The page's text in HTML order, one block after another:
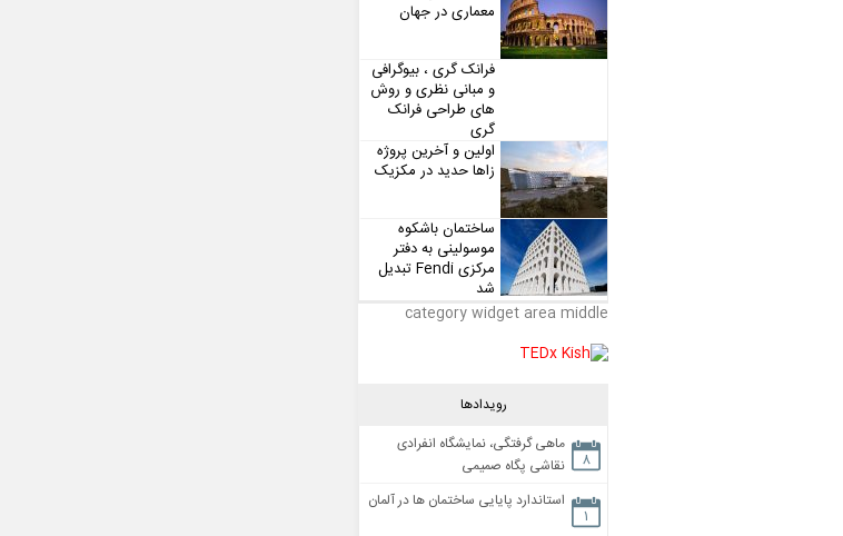
معماری در جهان
فرانک گری ، بیوگرافی
و مبانی نظری و روش
های طراحی فرانک
گری
اولین و آخرین پروژه
زاها حدید در مکزیک
ساختمان باشکوه
موسولینی به دفتر
مرکزی Fendi تبدیل
شد
category widget area middle
رویدادها
۸
ماهی گرفتگی، نمایشگاه انفرادی
نقاشی پگاه صمیمی
۱
استاندارد پایایی ساختمان ها در آلمان